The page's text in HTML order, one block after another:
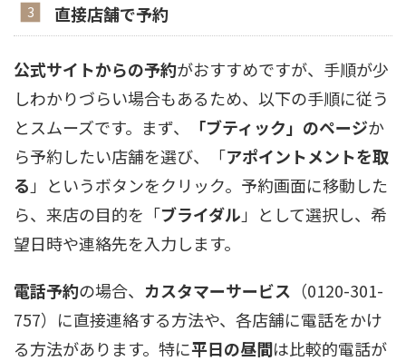
直接店舗で予約
公式サイトからの予約がおすすめですが、手順が少
しわかりづらい場合もあるため、以下の手順に従う
とスムーズです。まず、
「ブティック」のページか
ら予約したい店舗を選び、「アポイントメントを取
る 」というボタンをクリック。予約画面に移動した
ら、来店の目的を「ブライダル 」として選択し、希
望日時や連絡先を入力します。
電話予約の場合、 カスタマーサービス （0120-301-
757）に直接連絡する方法や、各店舗に電話をかけ
る方法があります。特に平日の昼間は比較的電話が